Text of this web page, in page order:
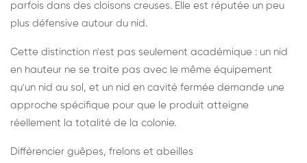
parfois dans des cloisons creuses. Elle est réputée un peu
plus défensive autour du nid.
Cette distinction n'est pas seulement académique : un nid
en hauteur ne se traite pas avec le même équipement
qu'un nid au sol, et un nid en cavité fermée demande une
approche spécifique pour que le produit atteigne
réellement la totalité de la colonie.
Différencier guêpes, frelons et abeilles